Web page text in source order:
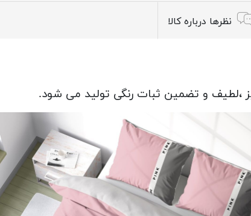
نظرها درباره کالا
،لطیف و تضمین ثبات رنگی تولید می شود.